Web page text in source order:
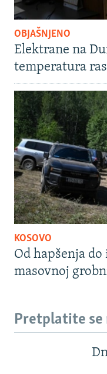
OBJAŠNJENO
Elektrane na
temperatura
KOSOVO
Od hapšenja do
masovnoj
Pretplatite se